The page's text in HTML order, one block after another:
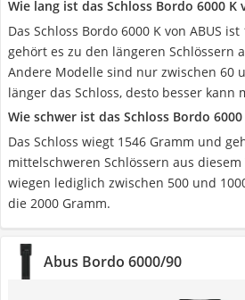
Wie lang ist das Schloss Bordo 6000 K
Das Schloss Bordo 6000 K von ABUS
gehört es zu den längeren Schlössern
Andere Modelle sind nur zwischen 60
länger das Schloss, desto besser kann
Wie schwer ist das Schloss Bordo 6000
Das Schloss wiegt 1546 Gramm und
mittelschweren Schlössern aus
wiegen lediglich zwischen 500 und
die 2000 Gramm.
Abus Bordo 6000/90